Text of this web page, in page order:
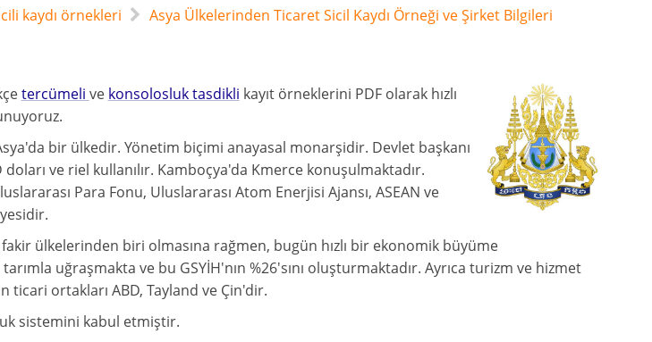
kaydı örnekleri
Asya Ülkelerinden Ticaret Sicil Kaydı Örneği ve Şirket Bilgileri
tercümeli ve konsolosluk tasdikli kayıt örneklerini PDF olarak hızlı
bir ülkedir. Yönetim biçimi anayasal monarşidir. Devlet başkanı
ve riel kullanılır. Kamboçya'da Kmerce konuşulmaktadır.
Para Fonu, Uluslararası Atom Enerjisi Ajansı, ASEAN ve
ülkelerinden biri olmasına rağmen, bugün hızlı bir ekonomik büyüme
uğraşmakta ve bu GSYİH'nın %26'sını oluşturmaktadır. Ayrıca turizm ve hizmet
ortakları ABD, Tayland ve Çin'dir.
sistemini kabul etmiştir.